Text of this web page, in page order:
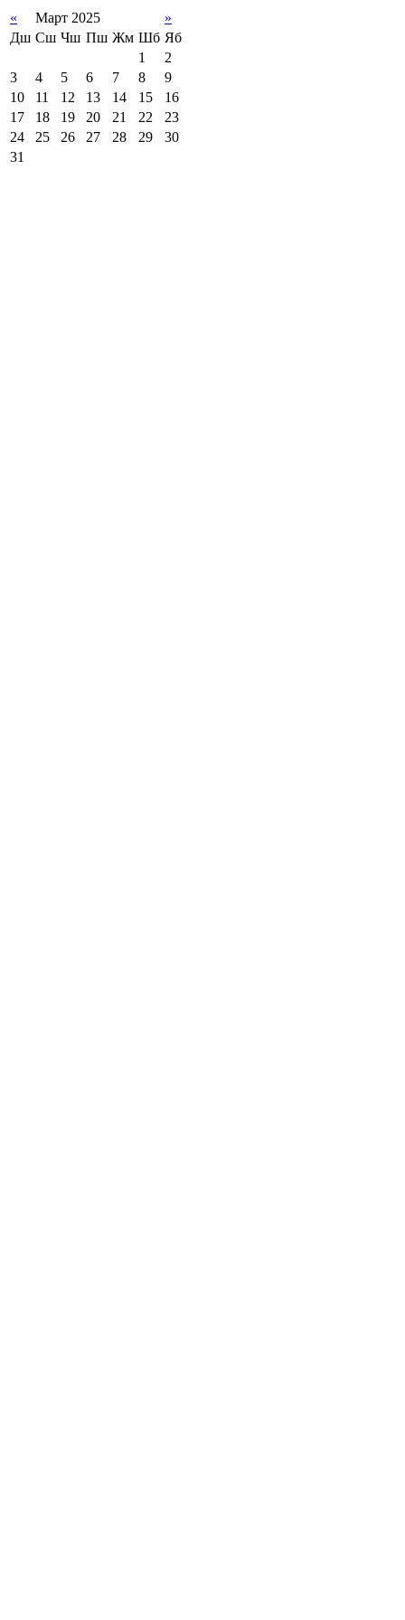
« Март 2025
»
Дш Сш Чш Пш Жм Шб Яб
1
2
3
4 5 6 7 8
9
10
11 12 13 14 15
16
17
18 19 20 21 22
23
24
25 26 27 28 29
30
31